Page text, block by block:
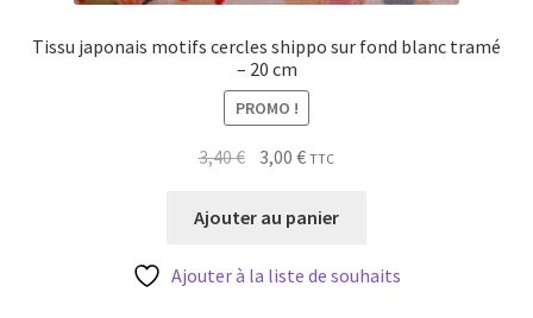
Tissu japonais motifs cercles shippo sur fond blanc tramé
– 20 cm
PROMO !
3,40€ Le
initial
3,40 €.
3,00€Le
actuel
3,00 €.
TTC
Ajouter au panier
Ajouter à la liste de souhaits